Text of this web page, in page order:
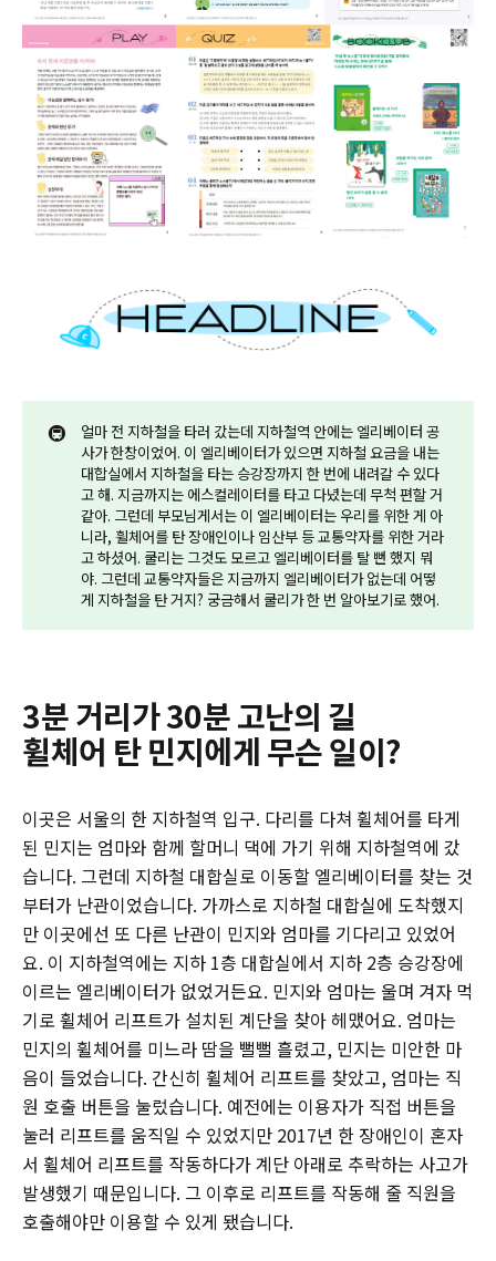
🚇
얼마 전 지하철을 타러 갔는데 지하철역 안에는 엘리베이터 공
사가 한창이었어. 이 엘리베이터가 있으면 지하철 요금을 내는
대합실에서 지하철을 타는 승강장까지 한 번에 내려갈 수 있다
고 해. 지금까지는 에스컬레이터를 타고 다녔는데 무척 편할 거
같아. 그런데 부모님게서는 이 엘리베이터는 우리를 위한 게 아
니라, 휠체어를 탄 장애인이나 임산부 등 교통약자를 위한 거라
고 하셨어. 쿨리는 그것도 모르고 엘리베이터를 탈 뻔 했지 뭐
야. 그런데 교통약자들은 지금까지 엘리베이터가 없는데 어떻
게 지하철을 탄 거지? 궁금해서 쿨리가 한 번 알아보기로 했어.
3분 거리가 30분 고난의 길
휠체어 탄 민지에게 무슨 일이?
이곳은 서울의 한 지하철역 입구. 다리를 다쳐 휠체어를 타게
된 민지는 엄마와 함께 할머니 댁에 가기 위해 지하철역에 갔
습니다. 그런데 지하철 대합실로 이동할 엘리베이터를 찾는 것
부터가 난관이었습니다. 가까스로 지하철 대합실에 도착했지
만 이곳에선 또 다른 난관이 민지와 엄마를 기다리고 있었어
요. 이 지하철역에는 지하 1층 대합실에서 지하 2층 승강장에
이르는 엘리베이터가 없었거든요. 민지와 엄마는 울며 겨자 먹
기로 휠체어 리프트가 설치된 계단을 찾아 헤맸어요. 엄마는
민지의 휠체어를 미느라 땀을 뻘뻘 흘렸고, 민지는 미안한 마
음이 들었습니다. 간신히 휠체어 리프트를 찾았고, 엄마는 직
원 호출 버튼을 눌렀습니다. 예전에는 이용자가 직접 버튼을
눌러 리프트를 움직일 수 있었지만 2017년 한 장애인이 혼자
서 휠체어 리프트를 작동하다가 계단 아래로 추락하는 사고가
발생했기 때문입니다. 그 이후로 리프트를 작동해 줄 직원을
호출해야만 이용할 수 있게 됐습니다.